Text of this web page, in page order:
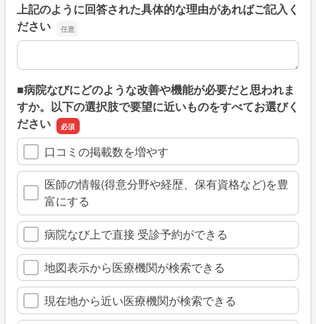
上記のように回答された具体的な理由があればご記入く
ださい
上記のように回答された具体的な理由があればご記入くだ
■病院なびにどのような改善や機能が必要だと思われま
すか。以下の選択肢で要望に近いものをすべてお選びく
ださい
口コミの掲載数を増やす
医師の情報(得意分野や経歴、保有資格など)を豊
富にする
病院なび上で直接 受診予約ができる
地図表示から医療機関が検索できる
現在地から近い医療機関が検索できる